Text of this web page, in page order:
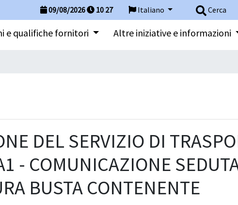
Cerca
Italiano
09/08/2026 10:27
e qualifiche fornitori Altre iniziative e informazioni
DEL SERVIZIO DI
- COMUNICAZIONE
BUSTA CONTENENTE